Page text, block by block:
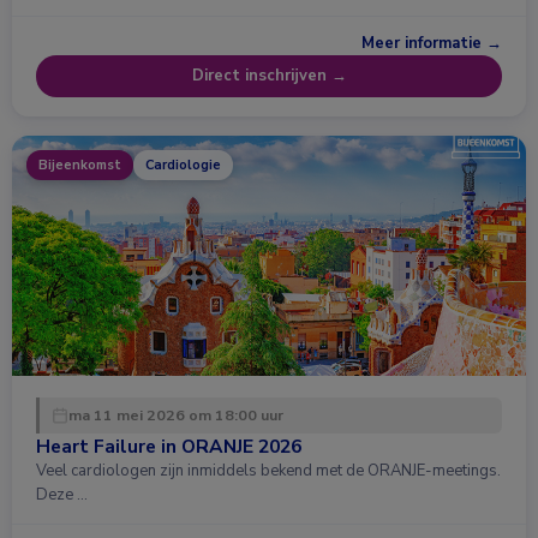
Meer informatie →
Direct inschrijven →
Bijeenkomst Cardiologie
ma 11 mei 2026 om 18:00 uur
Heart Failure in ORANJE 2026
Veel cardiologen zijn inmiddels bekend met de ORANJE-meetings.
Deze …